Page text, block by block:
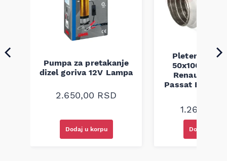
Pumpa za pretakanje
dizel goriva 12V Lampa
2.650,00 RSD
Dodaj u korpu
Pletenica
50x100 Audi
Renault
Passat B5
1.260,00
Dodaj u